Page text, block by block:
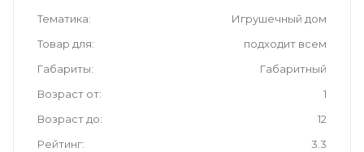
Тематика
Игрушечный дом
Товар для
подходит всем
Габариты
Габаритный
Возраст от
1
Возраст до
12
Рейтинг
3.3